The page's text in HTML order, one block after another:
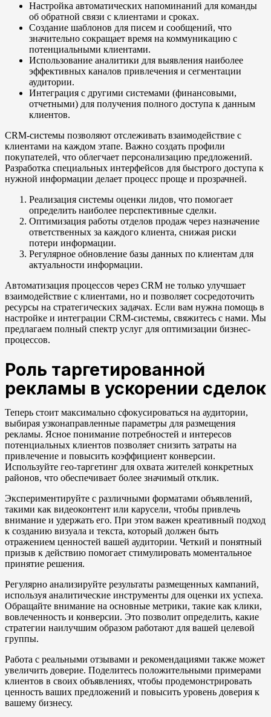
Настройка автоматических напоминаний для команды
об обратной связи с клиентами и сроках.
Создание шаблонов для писем и сообщений, что
значительно сокращает время на коммуникацию с
потенциальными клиентами.
Использование аналитики для выявления наиболее
эффективных каналов привлечения и сегментации
аудитории.
Интеграция с другими системами (финансовыми,
отчетными) для получения полного доступа к данным
клиентов.
CRM-системы позволяют отслеживать взаимодействие с
клиентами на каждом этапе. Важно создать профили
покупателей, что облегчает персонализацию предложений.
Разработка специальных интерфейсов для быстрого доступа к
нужной информации делает процесс проще и прозрачней.
Реализация системы оценки лидов, что помогает
определить наиболее перспективные сделки.
Оптимизация работы отделов продаж через назначение
ответственных за каждого клиента, снижая риски
потери информации.
Регулярное обновление базы данных по клиентам для
актуальности информации.
Автоматизация процессов через CRM не только улучшает
взаимодействие с клиентами, но и позволяет сосредоточить
ресурсы на стратегических задачах. Если вам нужна помощь в
настройке и интеграции CRM-системы, свяжитесь с нами. Мы
предлагаем полный спектр услуг для оптимизации бизнес-
процессов.
Роль таргетированной
рекламы в ускорении сделок
Теперь стоит максимально сфокусироваться на аудитории,
выбирая узконаправленные параметры для размещения
рекламы. Ясное понимание потребностей и интересов
потенциальных клиентов позволяет снизить затраты на
привлечение и повысить коэффициент конверсии.
Используйте гео-таргетинг для охвата жителей конкретных
районов, что обеспечивает более значимый отклик.
Экспериментируйте с различными форматами объявлений,
такими как видеоконтент или карусели, чтобы привлечь
внимание и удержать его. При этом важен креативный подход
к созданию визуала и текста, который должен быть
отражением ценностей вашей аудитории. Четкий и понятный
призыв к действию помогает стимулировать моментальное
принятие решения.
Регулярно анализируйте результаты размещенных кампаний,
используя аналитические инструменты для оценки их успеха.
Обращайте внимание на основные метрики, такие как клики,
вовлеченность и конверсии. Это позволит определить, какие
стратегии наилучшим образом работают для вашей целевой
группы.
Работа с реальными отзывами и рекомендациями также может
увеличить доверие. Поделитесь положительными примерами
клиентов в своих объявлениях, чтобы продемонстрировать
ценность ваших предложений и повысить уровень доверия к
вашему бизнесу.